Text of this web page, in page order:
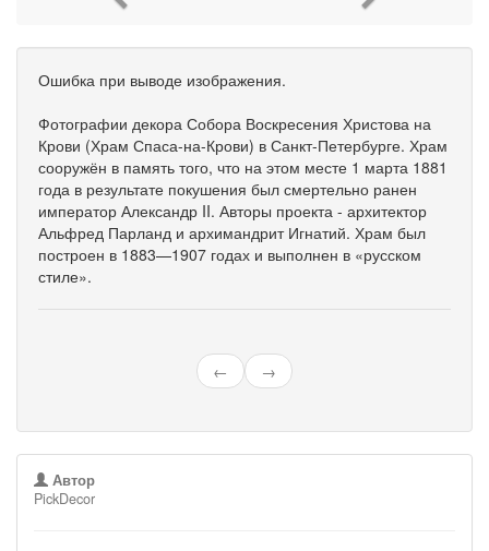
Ошибка при выводе изображения.
Фотографии декора Собора Воскресения Христова на
Крови (Храм Спаса-на-Крови) в Санкт-Петербурге. Храм
сооружён в память того, что на этом месте 1 марта 1881
года в результате покушения был смертельно ранен
император Александр II. Авторы проекта - архитектор
Альфред Парланд и архимандрит Игнатий. Храм был
построен в 1883—1907 годах и выполнен в «русском
стиле».
← →
Автор
PickDecor